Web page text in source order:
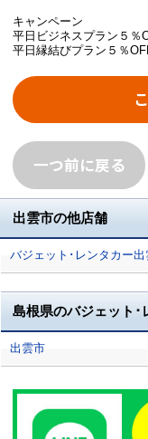
キャンペーン
平日ビジネスプラン５％
平日縁結びプラン５％
一つ前に戻る
出雲市の他店舗
バジェット･レンタカー
島根県のバジェット･
出雲市